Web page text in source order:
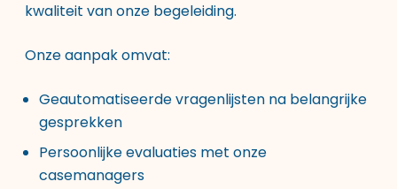
kwaliteit van onze begeleiding.
Onze aanpak omvat:
Geautomatiseerde vragenlijsten na belangrijke
gesprekken
Persoonlijke evaluaties met onze
casemanagers